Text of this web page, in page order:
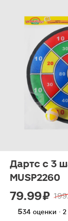
Дартс с 3
MUSP2260
79.99 ₽
534 оценки ·